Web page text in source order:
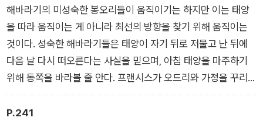
서 도망칠 수 없었다.
그러나 악몽은 시의 자원이 되기도 했다. 그녀는 학생들에게 가장
무서웠던 꿈을 쓰게 하고, 그 꿈을 통해 내면에서부터 그들을 변
화시킬 수 있는 지혜를 찾아보라고 가르쳤다. 어둠의 변혁적 힘을
통해 작업하며 오드리는 새로운 기도를 창조했다. 나를 용감하게
하는 그 두려움을 절대 잃지 않게 하소서.
해바라기의 미성숙한 봉오리들이 움직이기는 하지만 이는 태양
을 따라 움직이는 게 아니라 최선의 방향을 찾기 위해 움직이는
것이다. 성숙한 해바라기들은 태양이 자기 뒤로 저물고 난 뒤에
다음 날 다시 떠오른다는 사실을 믿으며, 아침 태양을 마주하기
위해 동쪽을 바라볼 줄 안다. 프랜시스가 오드리와 가정을 꾸리고
가족이 되기 위해 생활 양식을 바꾸었지만, 두 사람이 거의 20년
동안 파트너로서 서로의 중심에 자리했지만, 또 이 세상은 프랜시
P.241